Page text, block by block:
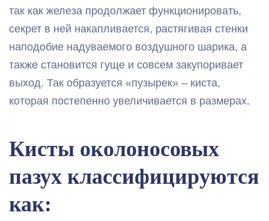
так как железа продолжает функционировать,
секрет в ней накапливается, растягивая стенки
наподобие надуваемого воздушного шарика, а
также становится гуще и совсем закупоривает
выход. Так образуется «пузырек» – киста,
которая постепенно увеличивается в размерах.
Кисты околоносовых
пазух классифицируются
как: